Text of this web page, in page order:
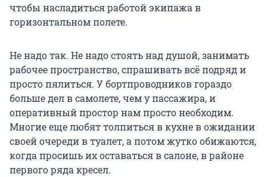
чтобы насладиться работой экипажа в
горизонтальном полете.
Не надо так. Не надо стоять над душой, занимать
рабочее пространство, спрашивать всё подряд и
просто пялиться. У бортпроводников гораздо
больше дел в самолете, чем у пассажира, и
оперативный простор нам просто необходим.
Многие еще любят толпиться в кухне в ожидании
своей очереди в туалет, а потом жутко обижаются,
когда просишь их оставаться в салоне, в районе
первого ряда кресел.